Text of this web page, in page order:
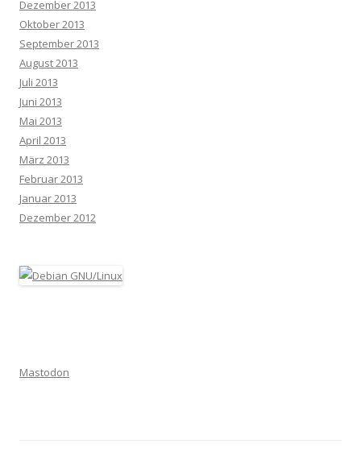
Dezember 2013
Oktober 2013
September 2013
August 2013
Juli 2013
Juni 2013
Mai 2013
April 2013
März 2013
Februar 2013
Januar 2013
Dezember 2012
Mastodon